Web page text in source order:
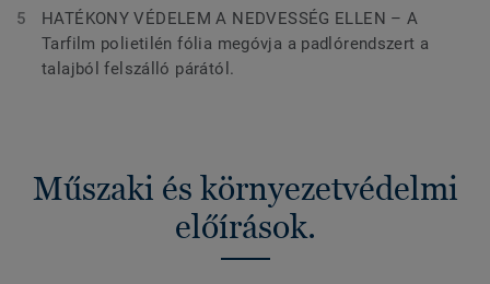
HATÉKONY VÉDELEM A NEDVESSÉG ELLEN – A
Tarfilm polietilén fólia megóvja a padlórendszert a
talajból felszálló párától.
Műszaki és környezetvédelmi
előírások.